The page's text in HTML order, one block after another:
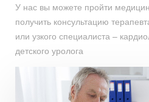
У нас вы можете пройти
получить консультацию
или узкого специалиста –
детского уролога